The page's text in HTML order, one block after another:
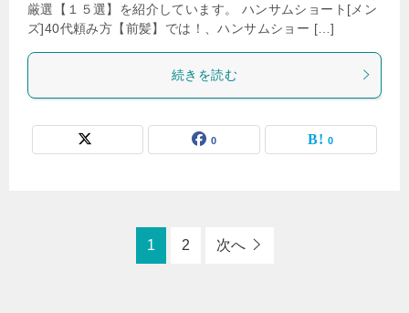
厳選【１５選】を紹介しています。 ハンサムショート[メン
ズ]40代頼み方【前髪】では！、ハンサムショー […]
続きを読む
0 0
1 2 次へ